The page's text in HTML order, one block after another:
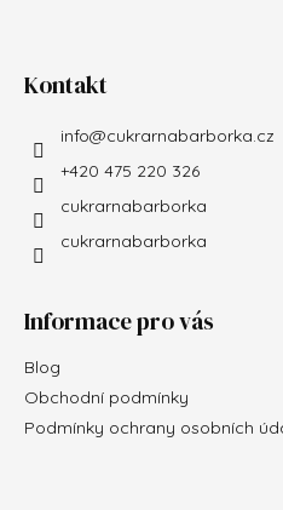
Kontakt
info@cukrarnabarborka.cz
+420 475 220 326
cukrarnabarborka
cukrarnabarborka
Informace pro vás
Blog
Obchodní podmínky
Podmínky ochrany osobních